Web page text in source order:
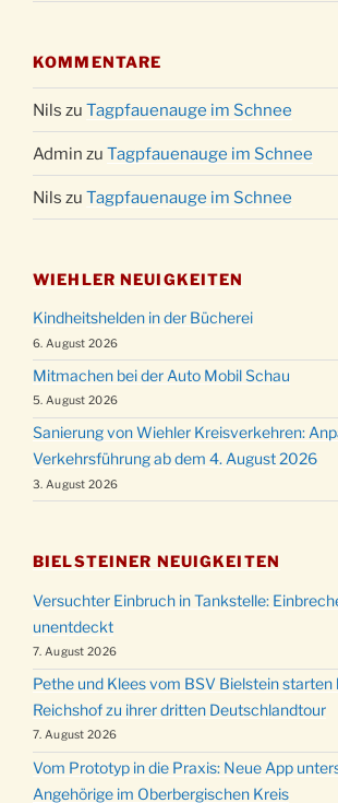
KOMMENTARE
Nils zu Tagpfauenauge im Schnee
Admin zu Tagpfauenauge im Schnee
Nils zu Tagpfauenauge im Schnee
WIEHLER NEUIGKEITEN
Kindheitshelden in der Bücherei
6. August 2026
Mitmachen bei der Auto Mobil Schau
5. August 2026
Sanierung von Wiehler Kreisverkehren:
Verkehrsführung ab dem 4. August 2026
3. August 2026
BIELSTEINER NEUIGKEITEN
Versuchter Einbruch in Tankstelle:
unentdeckt
7. August 2026
Pethe und Klees vom BSV Bielstein starten
Reichshof zu ihrer dritten Deutschlandtour
7. August 2026
Vom Prototyp in die Praxis: Neue App
Angehörige im Oberbergischen Kreis